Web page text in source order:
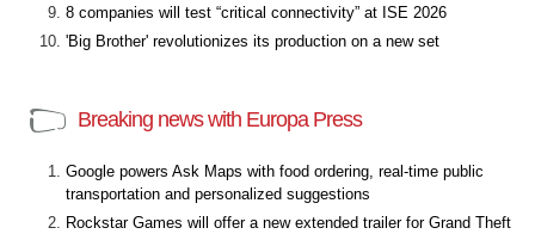
8 companies will test “critical connectivity” at ISE 2026
'Big Brother' revolutionizes its production on a new set
Breaking news with Europa Press
Google powers Ask Maps with food ordering, real-time public
transportation and personalized suggestions
Rockstar Games will offer a new extended trailer for Grand Theft